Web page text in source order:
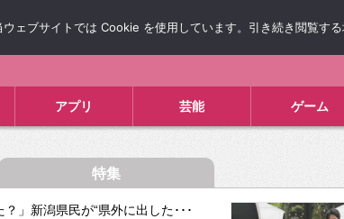
アプリ 芸能 ゲーム
特集
」新潟県民が“県外に出した･･･
ェブサイトでは Cookie を使用しています。引き続き閲覧す